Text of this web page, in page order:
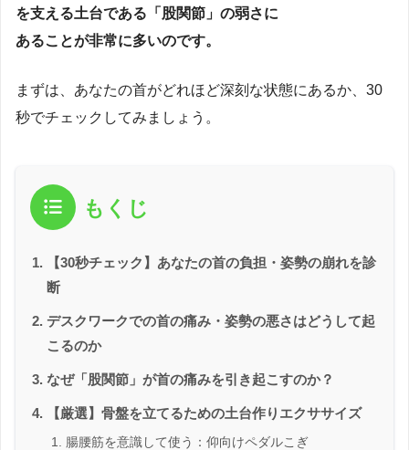
を支える土台である「股関節」の弱さに
あることが非常に多いのです。
まずは、あなたの首がどれほど深刻な状態にあるか、30
秒でチェックしてみましょう。
もくじ
【30秒チェック】あなたの首の負担・姿勢の崩れを診
断
デスクワークでの首の痛み・姿勢の悪さはどうして起
こるのか
なぜ「股関節」が首の痛みを引き起こすのか？
【厳選】骨盤を立てるための土台作りエクササイズ
腸腰筋を意識して使う：仰向けペダルこぎ